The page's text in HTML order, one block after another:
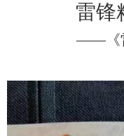
雷锋
——《